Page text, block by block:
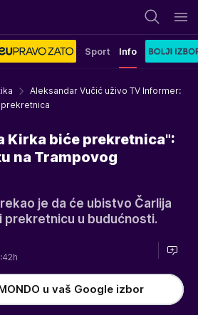
Sport Info
Aleksandar Vučić uživo TV Informer:
Kirka biće prekretnica":
na Trampovog
je da će ubistvo Čarlija
prekretnicu u budućnosti.
u vaš Google izbor